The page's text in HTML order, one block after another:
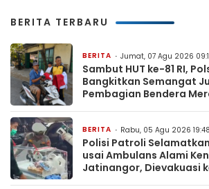
BERITA TERBARU
BERITA Jumat, 07 Agu 2026
Sambut HUT ke-81 RI,
Bangkitkan Semangat
Pembagian Bendera
BERITA Rabu, 05 Agu 2026
Polisi Patroli
usai Ambulans Alami
Jatinangor, Dievakuasi